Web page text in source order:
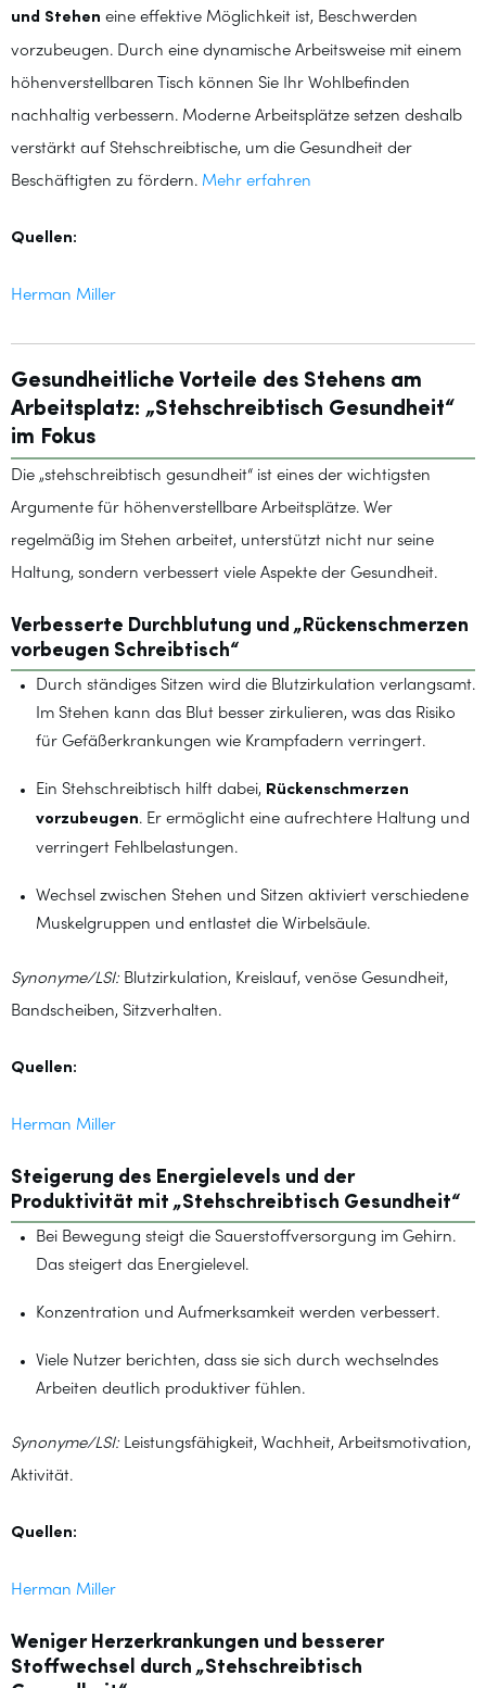
und Stehen eine effektive Möglichkeit ist, Beschwerden
vorzubeugen. Durch eine dynamische Arbeitsweise mit einem
höhenverstellbaren Tisch können Sie Ihr Wohlbefinden
nachhaltig verbessern. Moderne Arbeitsplätze setzen deshalb
verstärkt auf Stehschreibtische, um die Gesundheit der
Beschäftigten zu fördern. Mehr erfahren
Quellen:
Herman Miller
Gesundheitliche Vorteile des Stehens am
Arbeitsplatz: „Stehschreibtisch Gesundheit“
im Fokus
Die „stehschreibtisch gesundheit“ ist eines der wichtigsten
Argumente für höhenverstellbare Arbeitsplätze. Wer
regelmäßig im Stehen arbeitet, unterstützt nicht nur seine
Haltung, sondern verbessert viele Aspekte der Gesundheit.
Verbesserte Durchblutung und „Rückenschmerzen
vorbeugen Schreibtisch“
Durch ständiges Sitzen wird die Blutzirkulation verlangsamt.
Im Stehen kann das Blut besser zirkulieren, was das Risiko
für Gefäßerkrankungen wie Krampfadern verringert.
Ein Stehschreibtisch hilft dabei, Rückenschmerzen
vorzubeugen. Er ermöglicht eine aufrechtere Haltung und
verringert Fehlbelastungen.
Wechsel zwischen Stehen und Sitzen aktiviert verschiedene
Muskelgruppen und entlastet die Wirbelsäule.
Synonyme/LSI:Blutzirkulation, Kreislauf, venöse Gesundheit,
Bandscheiben, Sitzverhalten.
Quellen:
Herman Miller
Steigerung des Energielevels und der
Produktivität mit „Stehschreibtisch Gesundheit“
Bei Bewegung steigt die Sauerstoffversorgung im Gehirn.
Das steigert das Energielevel.
Konzentration und Aufmerksamkeit werden verbessert.
Viele Nutzer berichten, dass sie sich durch wechselndes
Arbeiten deutlich produktiver fühlen.
Synonyme/LSI:Leistungsfähigkeit, Wachheit, Arbeitsmotivation,
Aktivität.
Quellen:
Herman Miller
Weniger Herzerkrankungen und besserer
Stoffwechsel durch „Stehschreibtisch